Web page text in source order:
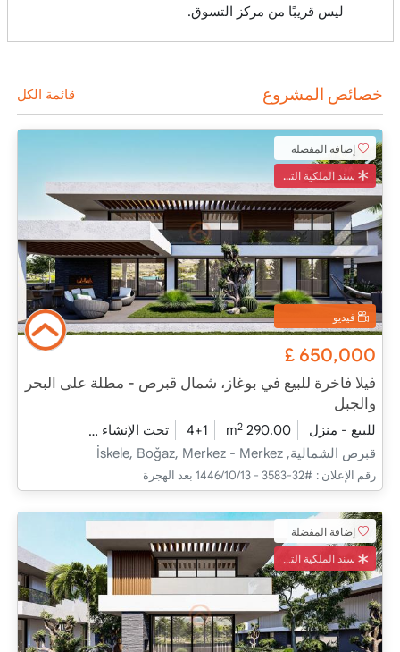
ليس قريبًا من مركز التسوق.
خصائص المشروع قائمة الكل
إضافة المفضلة
سند الملكية التركي
فيديو
650,000
£
فيلا فاخرة للبيع في بوغاز، شمال قبرص - مطلة على البحر
والجبل
للبيع - منزل 290.00 m
2
4+1 تحت الإنشاء
قبرص الشمالية, İskele, Boğaz, Merkez - Merkez
رقم الإعلان : #32-3583 - 13‏‏/10‏‏/1446 بعد الهجرة
إضافة المفضلة
سند الملكية التركي